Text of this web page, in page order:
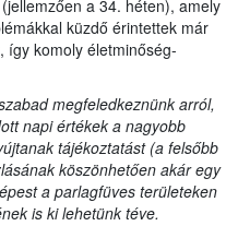
a 34. héten), amely
küzdő érintettek már
így komoly életminőség-
megfeledkeznünk arról,
napi értékek a nagyobb
tájékoztatást (a felsőbb
köszönhetően akár egy
a parlagfüves területeken
is ki lehetünk téve.